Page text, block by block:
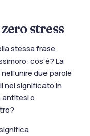
stress
stessa frase,
cos’è? La
due parole
nel significato in
o